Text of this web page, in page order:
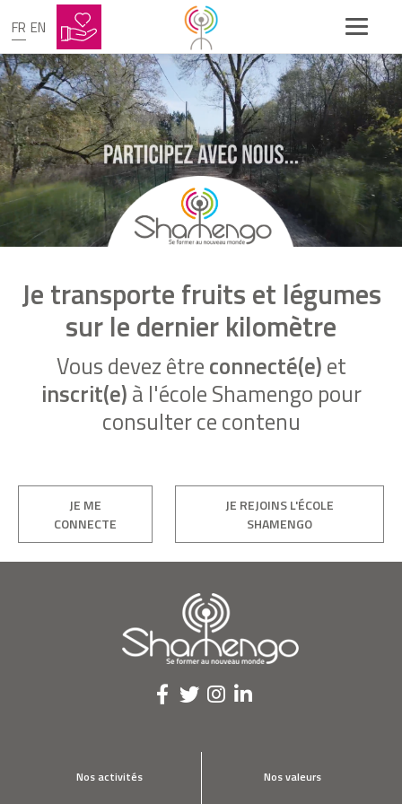
FR EN
Je transporte fruits et légumes
sur le dernier kilomètre
Vous devez êtreconnecté(e)et
inscrit(e)à l'école Shamengo pour
consulter ce contenu
JE ME
CONNECTE
JE REJOINS L'ÉCOLE
SHAMENGO
Nos activités Nos valeurs